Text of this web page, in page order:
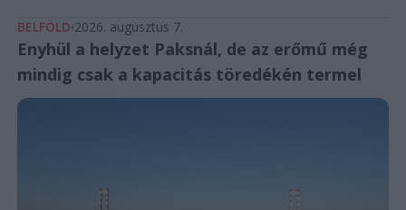
BELFÖLD 2026. augusztus 7.
Enyhül a helyzet Paksnál, de az erőmű még
mindig csak a kapacitás töredékén termel